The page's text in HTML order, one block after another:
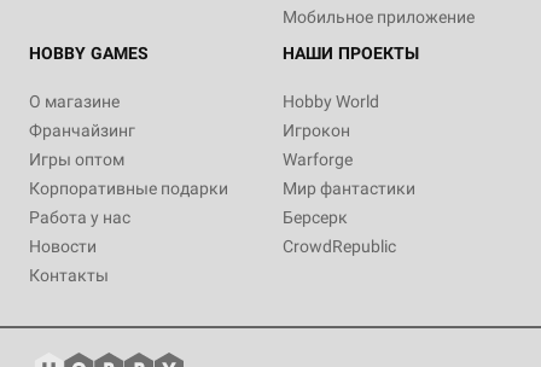
Мобильное приложение
HOBBY GAMES
О магазине
Франчайзинг
Игры оптом
Корпоративные подарки
Работа у нас
Новости
Контакты
НАШИ ПРОЕКТЫ
Hobby World
Игрокон
Warforge
Мир фантастики
Берсерк
CrowdRepublic